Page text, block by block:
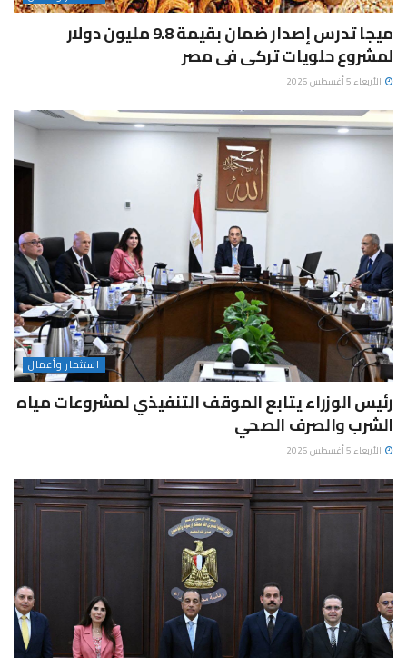
ميجا تدرس إصدار ضمان بقيمة 9.8 مليون دولار
لمشروع حلويات تركى فى مصر
الأربعاء 5 أغسطس 2026
استثمار وأعمال
رئيس الوزراء يتابع الموقف التنفيذي لمشروعات مياه
الشرب والصرف الصحي
الأربعاء 5 أغسطس 2026